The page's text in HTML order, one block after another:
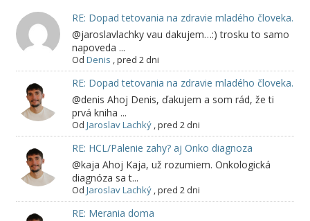
RE: Dopad tetovania na zdravie mladého človeka.
@jaroslavlachky vau dakujem…:) trosku to samo
napoveda ...
Od Denis ,pred 2 dni
RE: Dopad tetovania na zdravie mladého človeka.
@denis Ahoj Denis, ďakujem a som rád, že ti
prvá kniha ...
Od Jaroslav Lachký,pred 2 dni
RE: HCL/Palenie zahy? aj Onko diagnoza
@kaja Ahoj Kaja, už rozumiem. Onkologická
diagnóza sa t...
Od Jaroslav Lachký,pred 2 dni
RE: Merania doma